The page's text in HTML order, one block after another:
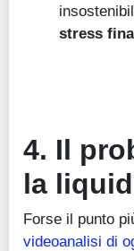
stress
4. Il
la
Forse il punto
videoanalisi di